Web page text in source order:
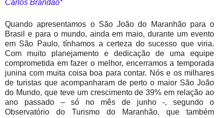
Carlos Brandão*
Quando apresentamos o São João do Maranhão para o
Brasil e para o mundo, ainda em maio, durante um evento
em São Paulo, tínhamos a certeza do sucesso que viria.
Com muito planejamento e dedicação de uma equipe
comprometida em fazer o melhor, encerramos a temporada
junina com muita coisa boa para contar. Nós e os milhares
de turistas que acompanharam de perto o maior São João
do Mundo, que teve um crescimento de 39% em relação ao
ano passado – só no mês de junho -, segundo o
Observatório do Turismo do Maranhão, que também